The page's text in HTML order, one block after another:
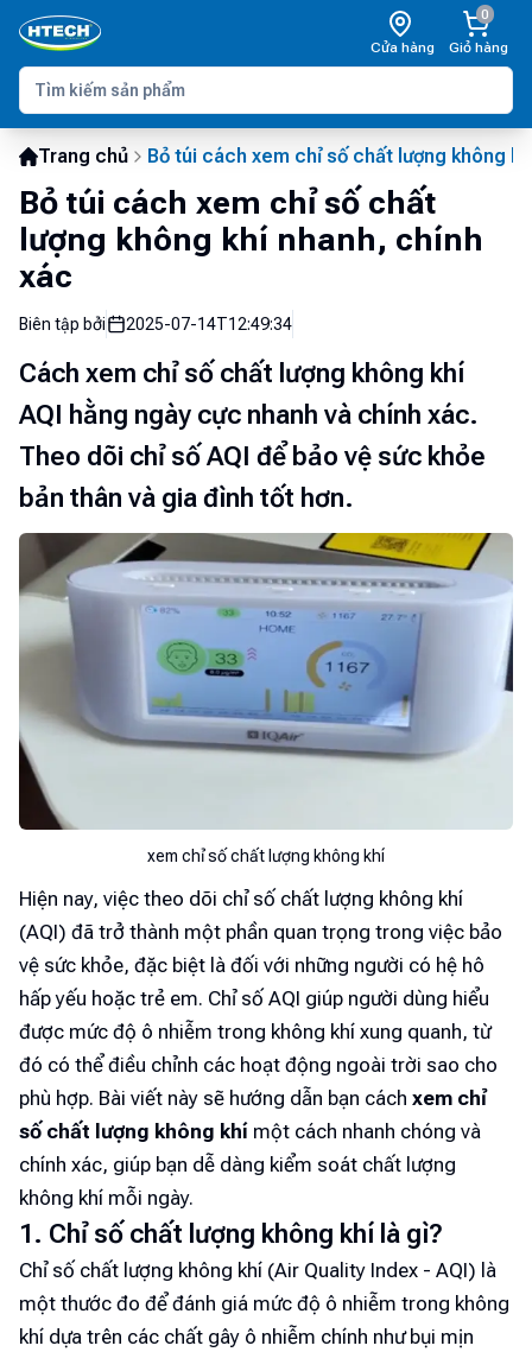
Cửa hàng
0
Giỏ hàng
Trang chủ Bỏ túi cách xem chỉ số chất lượng không
Bỏ túi cách xem chỉ số chất
lượng không khí nhanh, chính
xác
Biên tập bởi 2025-07-14T12:49:34
Cách xem chỉ số chất lượng không khí
AQI hằng ngày cực nhanh và chính xác.
Theo dõi chỉ số AQI để bảo vệ sức khỏe
bản thân và gia đình tốt hơn.
xem chỉ số chất lượng không khí
Hiện nay, việc theo dõi chỉ số chất lượng không khí
(AQI) đã trở thành một phần quan trọng trong việc bảo
vệ sức khỏe, đặc biệt là đối với những người có hệ hô
hấp yếu hoặc trẻ em. Chỉ số AQI giúp người dùng hiểu
được mức độ ô nhiễm trong không khí xung quanh, từ
đó có thể điều chỉnh các hoạt động ngoài trời sao cho
phù hợp. Bài viết này sẽ hướng dẫn bạn cách xem chỉ
số chất lượng không khí một cách nhanh chóng và
chính xác, giúp bạn dễ dàng kiểm soát chất lượng
không khí mỗi ngày.
1. Chỉ số chất lượng không khí là gì?
Chỉ số chất lượng không khí (Air Quality Index - AQI) là
một thước đo để đánh giá mức độ ô nhiễm trong không
khí dựa trên các chất gây ô nhiễm chính như bụi mịn